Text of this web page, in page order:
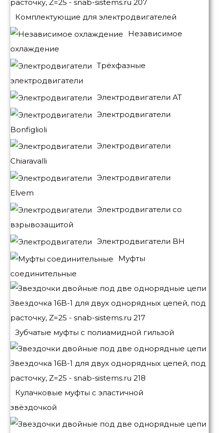
Комплектующие для электродвигателей
Независимое
охлаждение
Трёхфазные
электродвигатели
Электродвигатели АТ
Электродвигатели
Bonfiglioli
Электродвигатели
Chiaravalli
Электродвигатели
Elvem
Электродвигатели со
взрывозащитой
Электродвигатели BH
Муфты
соединительные
Зубчатые муфты с полиамидной гильзой
Кулачковые муфты с эластичной
звёздочкой